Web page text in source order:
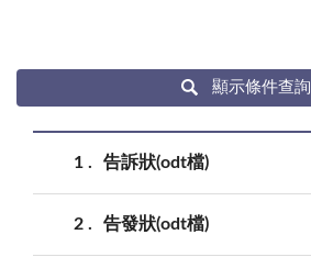
顯示條件查詢
1 告訴狀(odt檔)
2 告發狀(odt檔)